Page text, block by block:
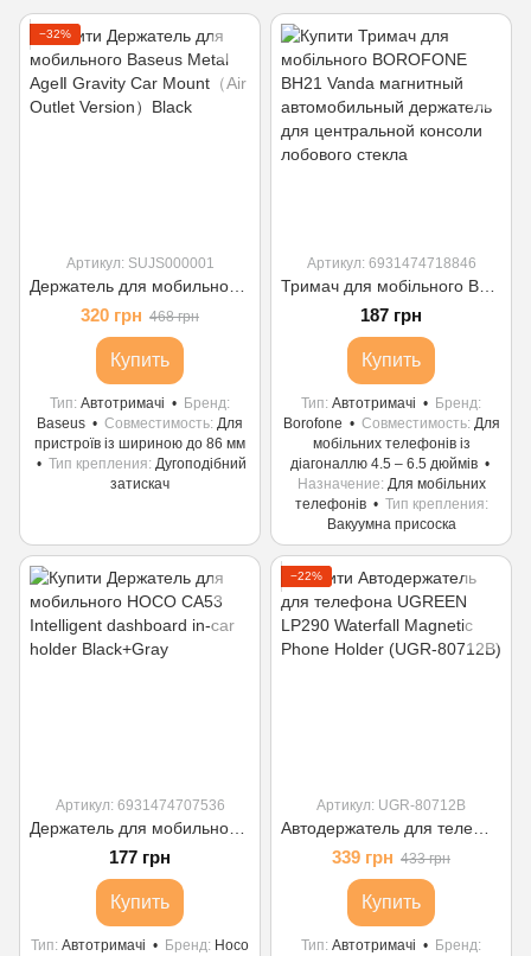
−32%
Артикул: SUJS000001
320 грн 468 грн
Купить
Тип Автотримачі
Бренд
Baseus
Совместимость Для
пристроїв із шириною до 86 мм
Тип крепления Дугоподібний
затискач
Артикул: 6931474718846
187 грн
Купить
Тип Автотримачі
Бренд
Borofone
Совместимость Для
мобільних телефонів із
діагоналлю 4.5 – 6.5 дюймів
Назначение Для мобільних
телефонів
Тип крепления
Вакуумна присоска
Артикул: 6931474707536
177 грн
Купить
Тип Автотримачі Бренд Hoco
−22%
Артикул: UGR-80712B
339 грн 433 грн
Купить
Тип Автотримачі
Бренд